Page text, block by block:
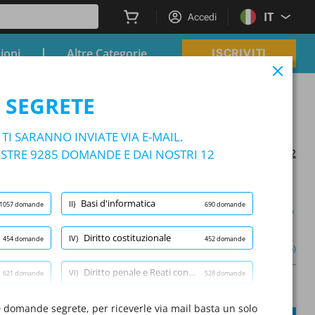
Accedi IT
Altre Categorie ISCRIVITI
Sanitarie Locali ASL
Amministrativo Aziende Sanitarie Locali ASL
Aggiornato il 2026/05/12
e Reati contro la P.A
(1/528) Altro (5)
SARANNO INVIATE VIA E-MAIL.
9285 DOMANDE E DAI NOSTRI 12
1057 domande II) Basi d'informatica 690 domande
454 domande IV) Diritto costituzionale 452 domande
621 domande VI) Diritto penale e Reati contro la P.A 528 domande
688 domande VIII) Diritto amministrativo 1956 domande
domande segrete, per riceverle via mail basta un solo